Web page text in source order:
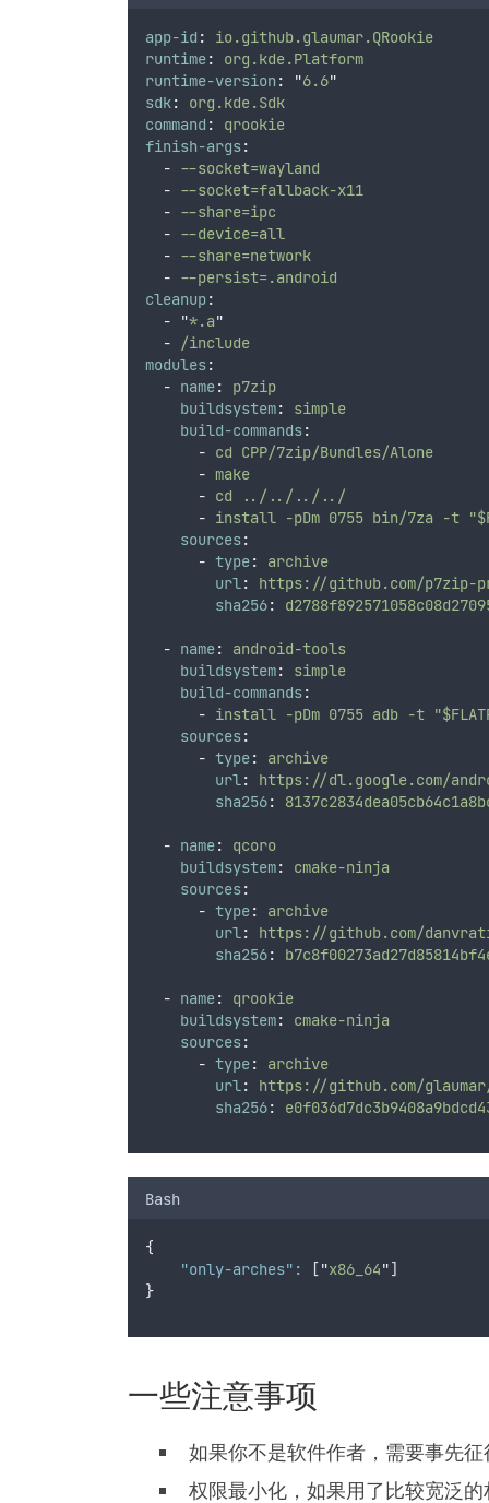
app-id :
io.github.glaumar.QRookie
runtime:
org.kde.Platform
runtime-version : "6.6"
sdk:
org.kde.Sdk
command :
qrookie
finish-args:
- --socket=wayland
- --socket=fallback-x11
- --share=ipc
- --device=all
- --share=network
- --persist=.android
cleanup:
-
"*.a"
-
/include
modules:
- name:
p7zip
buildsystem:
simple
build-commands:
- cd CPP/7zip/Bundles/Alone
- make
- cd ../../../../
- install -pDm 0755 bin/7za -t
sources:
- type:
archive
url :
https://github.com/p7zip-
sha256:
- name:
android-tools
buildsystem:
simple
build-commands:
- install -pDm 0755 adb -t
sources:
- type:
archive
url :
https://dl.google.com/
sha256:
- name:
qcoro
buildsystem:
cmake-ninja
sources:
- type:
archive
url :
https://github.com/
sha256:
- name:
qrookie
buildsystem:
cmake-ninja
sources:
- type:
archive
url :
https://github.com/
sha256:
Bash
{
"only-arches" : ["x86_64"]
}
一些注意事项
如果你不是软件作者，需要事先
权限最小化，如果用了比较宽泛的